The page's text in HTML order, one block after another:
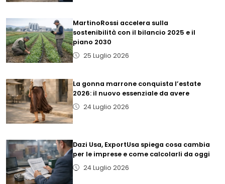
MartinoRossi accelera sulla
sostenibilità con il bilancio 2025 e il
piano 2030
25 Luglio 2026
La gonna marrone conquista l’estate
2026: il nuovo essenziale da avere
24 Luglio 2026
Dazi Usa, ExportUsa spiega cosa cambia
per le imprese e come calcolarli da oggi
24 Luglio 2026